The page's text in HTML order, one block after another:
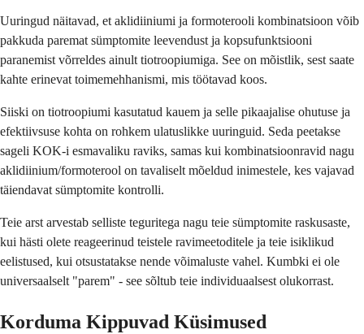
Uuringud näitavad, et aklidiiniumi ja formoterooli kombinatsioon võib
pakkuda paremat sümptomite leevendust ja kopsufunktsiooni
paranemist võrreldes ainult tiotroopiumiga. See on mõistlik, sest saate
kahte erinevat toimemehhanismi, mis töötavad koos.
Siiski on tiotroopiumi kasutatud kauem ja selle pikaajalise ohutuse ja
efektiivsuse kohta on rohkem ulatuslikke uuringuid. Seda peetakse
sageli KOK-i esmavaliku raviks, samas kui kombinatsioonravid nagu
aklidiinium/formoterool on tavaliselt mõeldud inimestele, kes vajavad
täiendavat sümptomite kontrolli.
Teie arst arvestab selliste teguritega nagu teie sümptomite raskusaste,
kui hästi olete reageerinud teistele ravimeetoditele ja teie isiklikud
eelistused, kui otsustatakse nende võimaluste vahel. Kumbki ei ole
universaalselt "parem" - see sõltub teie individuaalsest olukorrast.
Korduma Kippuvad Küsimused